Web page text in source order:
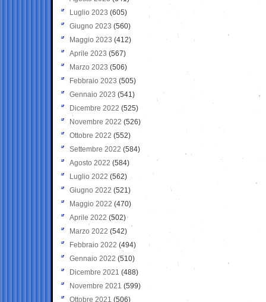
Luglio 2023 (605)
Giugno 2023 (560)
Maggio 2023 (412)
Aprile 2023 (567)
Marzo 2023 (506)
Febbraio 2023 (505)
Gennaio 2023 (541)
Dicembre 2022 (525)
Novembre 2022 (526)
Ottobre 2022 (552)
Settembre 2022 (584)
Agosto 2022 (584)
Luglio 2022 (562)
Giugno 2022 (521)
Maggio 2022 (470)
Aprile 2022 (502)
Marzo 2022 (542)
Febbraio 2022 (494)
Gennaio 2022 (510)
Dicembre 2021 (488)
Novembre 2021 (599)
Ottobre 2021 (506)